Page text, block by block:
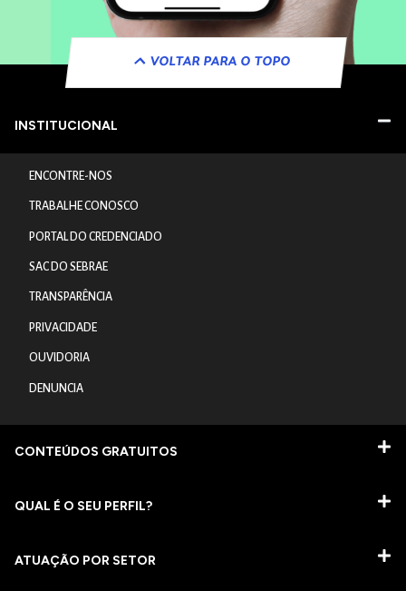
VOLTAR PARA O TOPO
INSTITUCIONAL
ENCONTRE-NOS
TRABALHE CONOSCO
PORTAL DO CREDENCIADO
SAC DO SEBRAE
TRANSPARÊNCIA
PRIVACIDADE
OUVIDORIA
DENUNCIA
CONTEÚDOS GRATUITOS
QUAL É O SEU PERFIL?
ATUAÇÃO POR SETOR